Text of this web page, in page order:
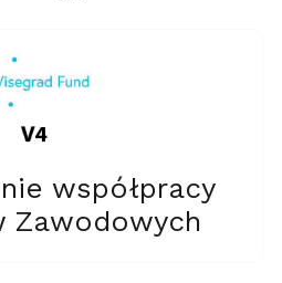
współpracy
Zawodowych